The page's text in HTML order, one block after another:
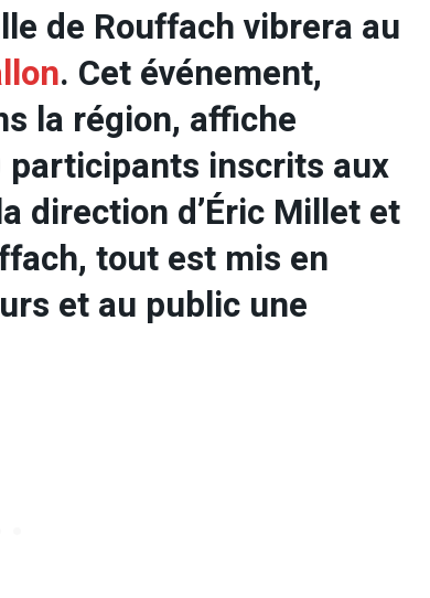
de Rouffach vibrera au
. Cet événement,
la région, affiche
participants inscrits aux
direction d’Éric Millet et
tout est mis en
et au public une